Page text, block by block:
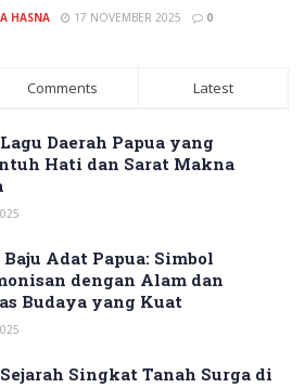
HASNA 17 NOVEMBER 2025 0
Comments Latest
Daerah Papua yang
Hati dan Sarat Makna
Baju Adat Papua: Simbol
dengan Alam dan
Budaya yang Kuat
Singkat Tanah Surga di